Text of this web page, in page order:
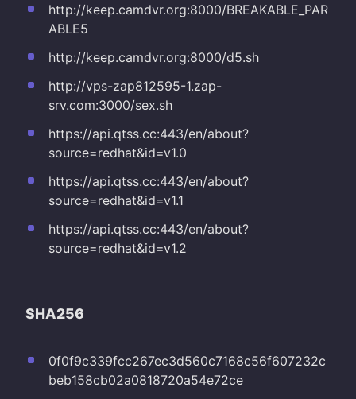
http://keep.camdvr.org:8000/BREAKABLE_PAR
ABLE5
http://keep.camdvr.org:8000/d5.sh
http://vps-zap812595-1.zap-
srv.com:3000/sex.sh
https://api.qtss.cc:443/en/about?
source=redhat&id=v1.0
https://api.qtss.cc:443/en/about?
source=redhat&id=v1.1
https://api.qtss.cc:443/en/about?
source=redhat&id=v1.2
SHA256
0f0f9c339fcc267ec3d560c7168c56f607232c
beb158cb02a0818720a54e72ce